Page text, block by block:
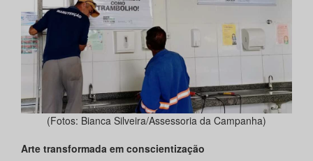
(Fotos: Bianca Silveira/Assessoria da Campanha)
Arte transformada em conscientização